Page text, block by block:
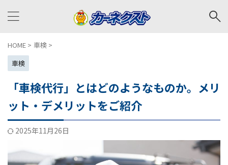
HOME > 車検 >
車検
「車検代行」とはどのようなものか。メリ
ット・デメリットをご紹介
2025年11月26日